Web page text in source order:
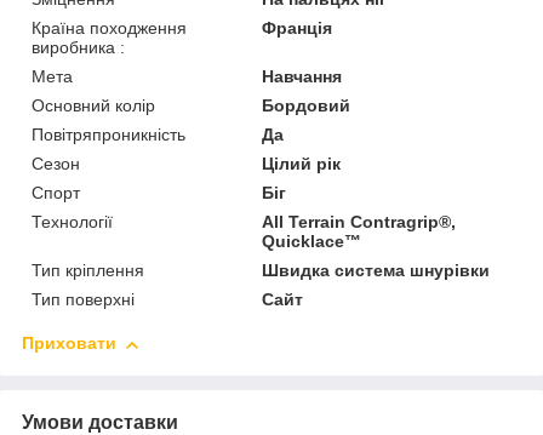
Країна походження
виробника :
Франція
Мета
Навчання
Основний колір
Бордовий
Повітряпроникність
Да
Сезон
Цілий рік
Спорт
Біг
Технології
All Terrain Contragrip®,
Quicklace™
Тип кріплення
Швидка система шнурівки
Тип поверхні
Сайт
Приховати
Умови доставки